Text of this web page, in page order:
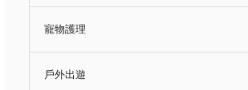
寵物護理
戶外出遊